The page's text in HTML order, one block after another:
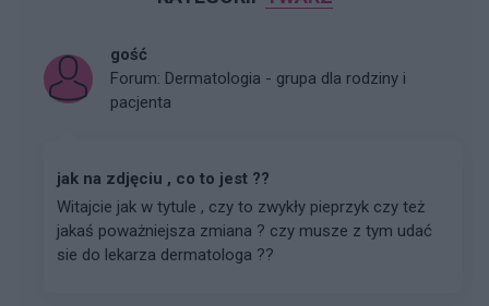
gość
Forum: Dermatologia - grupa dla rodziny i
pacjenta
jak na zdjęciu , co to jest ??
Witajcie jak w tytule , czy to zwykły pieprzyk czy też
jakaś poważniejsza zmiana ? czy musze z tym udać
sie do lekarza dermatologa ??